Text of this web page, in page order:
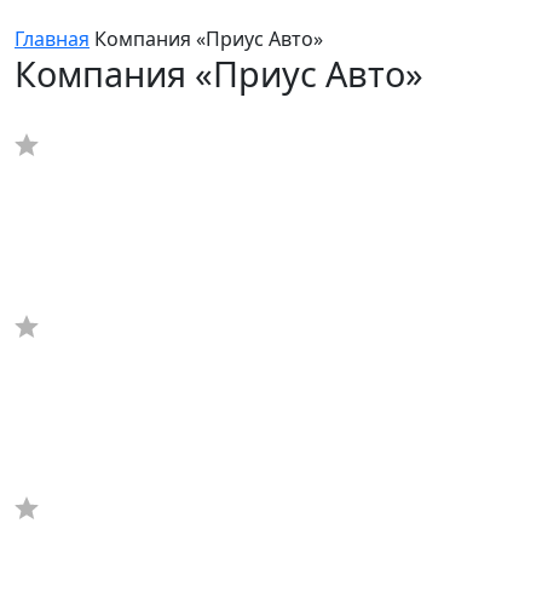
Главная Компания «Приус Авто»
Компания «Приус Авто»